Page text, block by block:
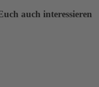
auch interessieren